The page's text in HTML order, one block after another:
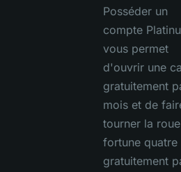
Posséder un
compte
vous permet
d'ouvrir une
gratuitement
mois et de
tourner la
fortune quatre
gratuitement